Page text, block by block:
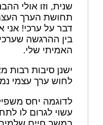
שנית, וזו אולי
תחושת הערך
דבר על ערכי! אני
בין ההרגשה
האמיתי שלי.
ישנן סיבות רבות
לחוש ערך עצמי
לדוגמה יחס
עשוי לגרום לו